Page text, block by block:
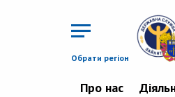
Обрати регіон
Про нас